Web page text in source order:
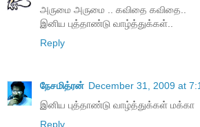
அருமை அருமை .. கவிதை கவிதை..
இனிய புத்தாண்டு வாழ்த்துக்கள்..
Reply
நேசமித்ரன் December 31, 2009 at
இனிய புத்தாண்டு வாழ்த்துக்கள் மக்கா
Reply